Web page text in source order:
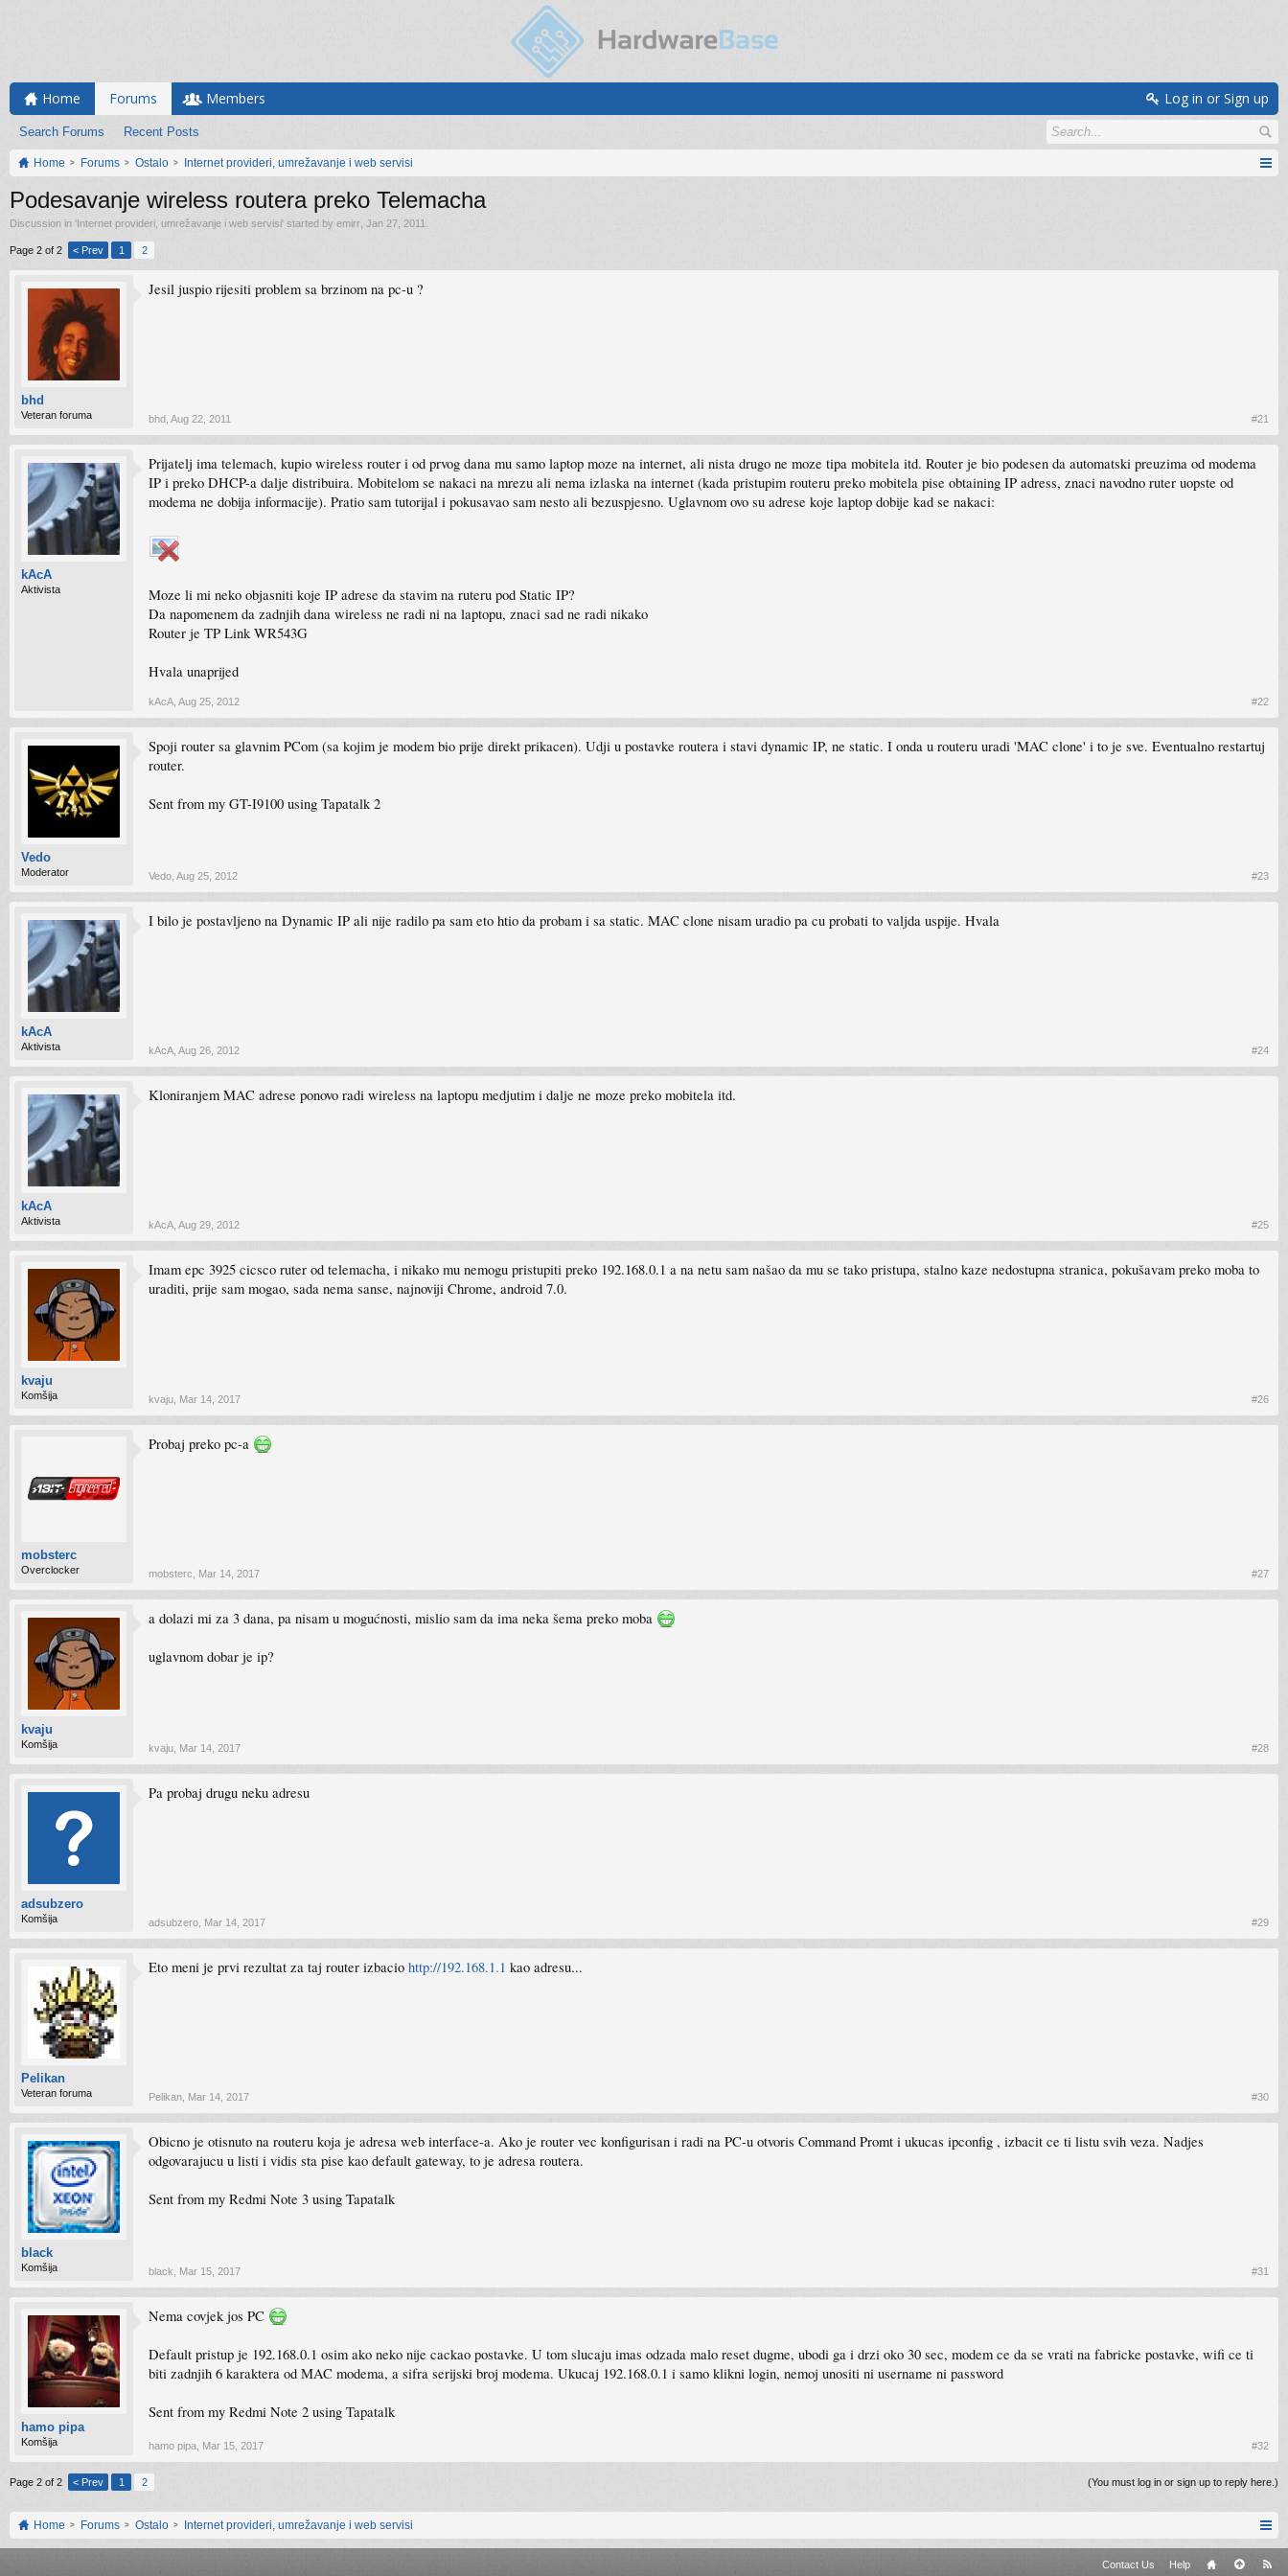
Home Forums
Search Forums Recent Posts
Members Log in or Sign up
Home Forums Ostalo Internet provideri, umrežavanje i web servisi
Podesavanje wireless routera preko Telemacha
Discussion in 'Internet provideri, umrežavanje i web servisi' started by emirr Jan 27, 2011
Page 2 of 2 < Prev 1 2
bhd
Veteran foruma
Jesil juspio rijesiti problem sa brzinom na pc-u ?
bhd Aug 22, 2011 #21
kAcA
Aktivista
Prijatelj ima telemach, kupio wireless router i od prvog dana mu samo laptop moze na internet, ali nista drugo ne moze tipa mobitela itd. Router je bio podesen da automatski preuzima od modema
IP i preko DHCP-a dalje distribuira. Mobitelom se nakaci na mrezu ali nema izlaska na internet (kada pristupim routeru preko mobitela pise obtaining IP adress, znaci navodno ruter uopste od
modema ne dobija informacije). Pratio sam tutorijal i pokusavao sam nesto ali bezuspjesno. Uglavnom ovo su adrese koje laptop dobije kad se nakaci:
Moze li mi neko objasniti koje IP adrese da stavim na ruteru pod Static IP?
Da napomenem da zadnjih dana wireless ne radi ni na laptopu, znaci sad ne radi nikako
Router je TP Link WR543G
Hvala unaprijed
kAcA Aug 25, 2012 #22
Vedo
Moderator
Spoji router sa glavnim PCom (sa kojim je modem bio prije direkt prikacen). Udji u postavke routera i stavi dynamic IP, ne static. I onda u routeru uradi 'MAC clone' i to je sve. Eventualno restartuj
router.
Sent from my GT-I9100 using Tapatalk 2
Vedo Aug 25, 2012 #23
kAcA
Aktivista
I bilo je postavljeno na Dynamic IP ali nije radilo pa sam eto htio da probam i sa static. MAC clone nisam uradio pa cu probati to valjda uspije. Hvala
kAcA Aug 26, 2012 #24
kAcA
Aktivista
Kloniranjem MAC adrese ponovo radi wireless na laptopu medjutim i dalje ne moze preko mobitela itd.
kAcA Aug 29, 2012 #25
kvaju
Komšija
Imam epc 3925 cicsco ruter od telemacha, i nikako mu nemogu pristupiti preko 192.168.0.1 a na netu sam našao da mu se tako pristupa, stalno kaze nedostupna stranica, pokušavam preko moba to
uraditi, prije sam mogao, sada nema sanse, najnoviji Chrome, android 7.0.
kvaju Mar 14, 2017 #26
mobsterc
Overclocker
Probaj preko pc-a
mobsterc Mar 14, 2017 #27
kvaju
Komšija
a dolazi mi za 3 dana, pa nisam u mogućnosti, mislio sam da ima neka šema preko moba
uglavnom dobar je ip?
kvaju Mar 14, 2017 #28
adsubzero
Komšija
Pa probaj drugu neku adresu
adsubzero Mar 14, 2017 #29
Pelikan
Veteran foruma
Eto meni je prvi rezultat za taj router izbacio http://192.168.1.1 kao adresu...
Pelikan Mar 14, 2017 #30
black
Komšija
Obicno je otisnuto na routeru koja je adresa web interface-a. Ako je router vec konfigurisan i radi na PC-u otvoris Command Promt i ukucas ipconfig , izbacit ce ti listu svih veza. Nadjes
odgovarajucu u listi i vidis sta pise kao default gateway, to je adresa routera.
Sent from my Redmi Note 3 using Tapatalk
black Mar 15, 2017 #31
hamo pipa
Komšija
Nema covjek jos PC
Default pristup je 192.168.0.1 osim ako neko nije cackao postavke. U tom slucaju imas odzada malo reset dugme, ubodi ga i drzi oko 30 sec, modem ce da se vrati na fabricke postavke, wifi ce ti
biti zadnjih 6 karaktera od MAC modema, a sifra serijski broj modema. Ukucaj 192.168.0.1 i samo klikni login, nemoj unositi ni username ni password
Sent from my Redmi Note 2 using Tapatalk
hamo pipa Mar 15, 2017 #32
(You must log in or sign up to reply here.)
Page 2 of 2 < Prev 1 2
Home Forums Ostalo Internet provideri, umrežavanje i web servisi
Contact Us Help